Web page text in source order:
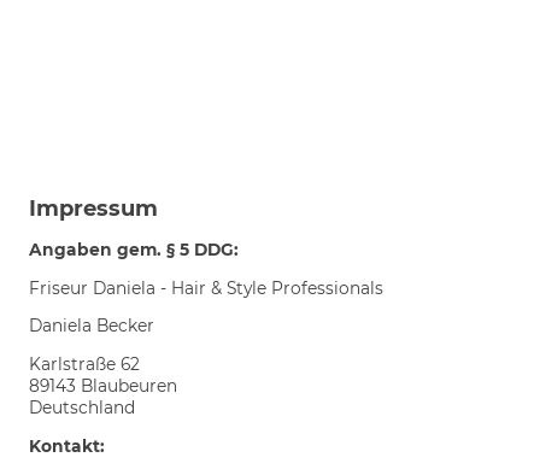
Impressum
Angaben gem. § 5 DDG:
Friseur Daniela - Hair & Style Professionals
Daniela Becker
Karlstraße 62
89143 Blaubeuren
Deutschland
Kontakt: